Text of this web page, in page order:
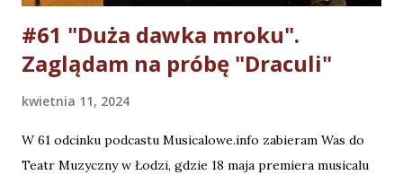
#61 "Duża dawka mroku".
Zaglądam na próbę "Draculi"
kwietnia 11, 2024
W 61 odcinku podcastu Musicalowe.info zabieram Was do
Teatr Muzyczny w Łodzi, gdzie 18 maja premiera musicalu